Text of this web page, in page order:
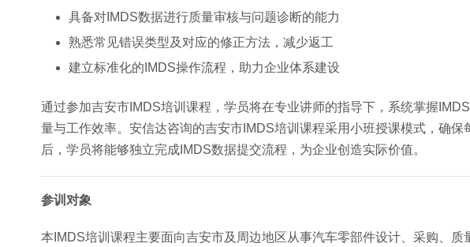
具备对IMDS数据进行质量审核与问题诊断的能力
熟悉常见错误类型及对应的修正方法，减少返工
建立标准化的IMDS操作流程，助力企业体系建设
通过参加吉安市IMDS培训课程，学员将在专业讲师的指导下，系统掌握
量与工作效率。安信达咨询的吉安市IMDS培训课程采用小班授课模式，确
后，学员将能够独立完成IMDS数据提交流程，为企业创造实际价值。
参训对象
本IMDS培训课程主要面向吉安市及周边地区从事汽车零部件设计、采购、